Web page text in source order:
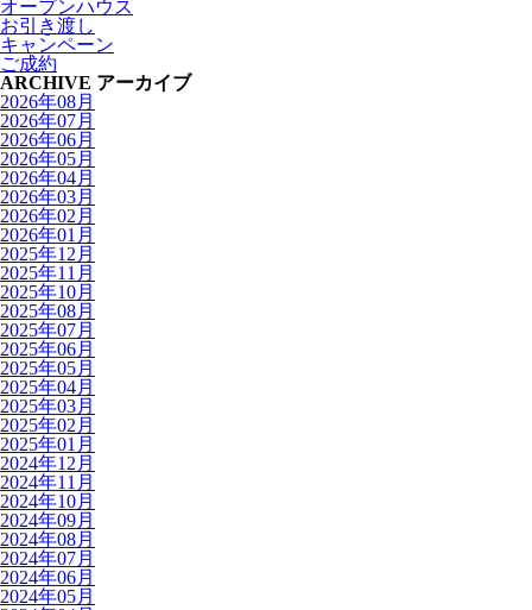
オープンハウス
お引き渡し
キャンペーン
ご成約
ARCHIVE アーカイブ
2026年08月
2026年07月
2026年06月
2026年05月
2026年04月
2026年03月
2026年02月
2026年01月
2025年12月
2025年11月
2025年10月
2025年08月
2025年07月
2025年06月
2025年05月
2025年04月
2025年03月
2025年02月
2025年01月
2024年12月
2024年11月
2024年10月
2024年09月
2024年08月
2024年07月
2024年06月
2024年05月